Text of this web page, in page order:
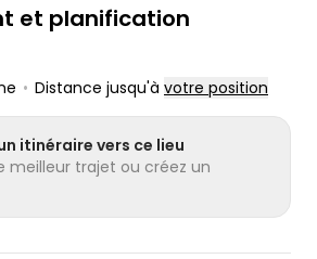
et planification
• Distance jusqu'à votre position
itinéraire vers ce lieu
meilleur trajet ou créez un